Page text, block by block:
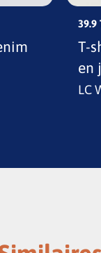
39.9
T-
en
LC